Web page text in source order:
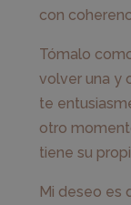
con
Tómalo
volver una y
te
otro
tiene su
Mi deseo es